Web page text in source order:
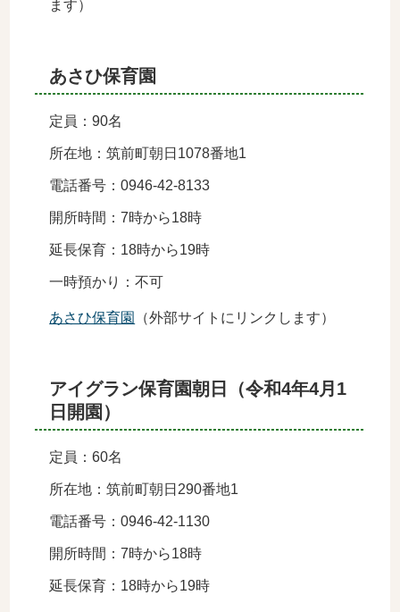
ます）
あさひ保育園
定員：90名
所在地：筑前町朝日1078番地1
電話番号：0946-42-8133
開所時間：7時から18時
延長保育：18時から19時
一時預かり：不可
あさひ保育園 （外部サイトにリンクします）
アイグラン保育園朝日（令和4年4月1
日開園）
定員：60名
所在地：筑前町朝日290番地1
電話番号：0946-42-1130
開所時間：7時から18時
延長保育：18時から19時